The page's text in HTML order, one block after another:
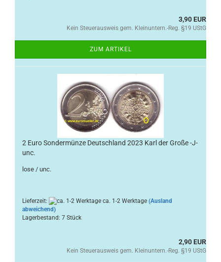
3,90 EUR
Kein Steuerausweis gem. Kleinuntern.-Reg. §19 UStG
ZUM ARTIKEL
2 Euro Sondermünze Deutschland 2023 Karl der Große -J-
unc.
lose / unc.
Lieferzeit: ca. 1-2 Werktage (Ausland
abweichend)
Lagerbestand: 7 Stück
2,90 EUR
Kein Steuerausweis gem. Kleinuntern.-Reg. §19 UStG